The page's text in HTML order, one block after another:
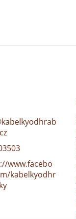
kabelkyodhrab
www.facebo
kabelkyodhr